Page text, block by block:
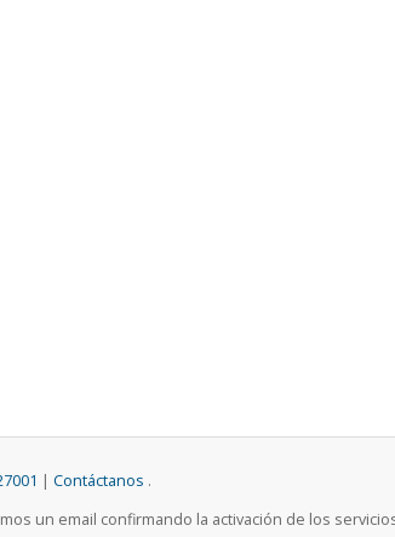
| Contáctanos .
un email confirmando la activación de los